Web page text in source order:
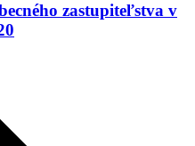
zastupiteľstva v